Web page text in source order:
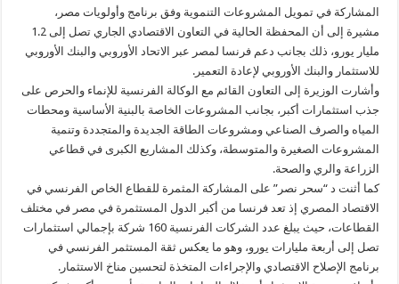
المشاركة في تمويل المشروعات التنموية وفق برنامج وأولويات مصر،
مشيرة إلى أن المحفظة الحالية في التعاون الاقتصادي الجاري تصل إلى 1.2
مليار يورو، ذلك بجانب دعم فرنسا لمصر عبر الاتحاد الأوروبي والبنك الأوروبي
للاستثمار والبنك الأوروبي لإعادة التعمير.
وأشارت الوزيرة إلى التعاون القائم مع الوكالة الفرنسية للإنماء والحرص على
جذب استثمارات أكبر، بجانب المشروعات الخاصة بالبنية الأساسية ومحطات
المياه والصرف الصناعي ومشروعات الطاقة الجديدة والمتجددة وتنمية
المشروعات الصغيرة والمتوسطة، وكذلك المشاريع الكبرى في قطاعي
الزراعة والري والصحة.
كما أثنت د “سحر نصر” على المشاركة المثمرة للقطاع الخاص الفرنسي في
الاقتصاد المصري إذ تعد فرنسا من أكبر الدول المستثمرة في مصر في مختلف
القطاعات، حيث يبلغ عدد الشركات الفرنسية 160 شركة بإجمالي استثمارات
تصل إلى أربعة مليارات يورو، وهو ما يعكس ثقة المستثمر الفرنسي في
برنامج الإصلاح الاقتصادي والإجراءات المتخذة لتحسين مناخ الاستثمار.